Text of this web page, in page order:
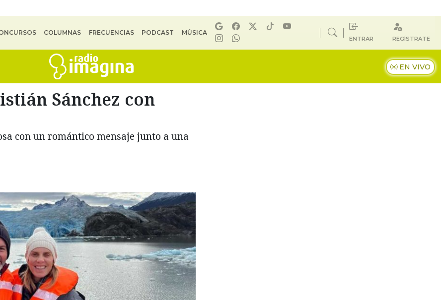
COLUMNAS FRECUENCIAS PODCAST MÚSICA
ENTRAR REGÍSTRATE
EN VIVO
Sánchez con
con un romántico mensaje junto a una